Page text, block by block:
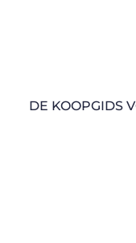
DE KOOPGIDS